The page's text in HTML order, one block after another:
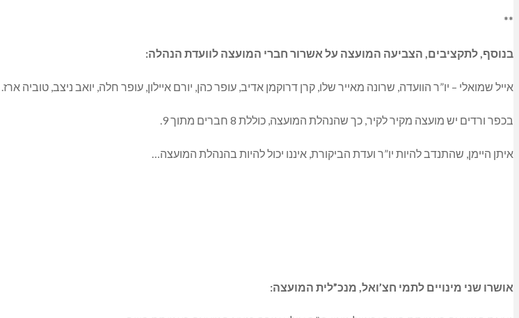
**
בנוסף, לתקציבים, הצביעה המועצה על אשרור חברי המועצה לוועדת הנהלה:
אייל שמואלי – יו”ר הוועדה, שרונה מאייר שלו, קרן דרוקמן אדיב, עופר כהן, יורם איילון, עופר חלה, יואב ניצב, טוביה ארז.
בכפר ורדים יש מועצה מקיר לקיר, כך שהנהלת המועצה, כוללת 8 חברים מתוך 9.
איתן היימן, שהתנדב להיות יו”ר ועדת הביקורת, איננו יכול להיות בהנהלת המועצה…
אושרו שני מינויים לתמי חצ’ואל, מנכ”לית המועצה: